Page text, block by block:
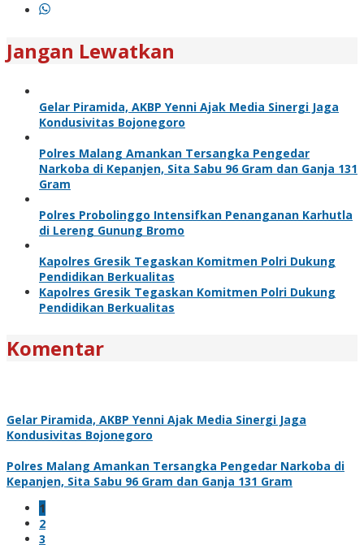
Jangan Lewatkan
Gelar Piramida, AKBP Yenni Ajak Media Sinergi Jaga
Kondusivitas Bojonegoro
Polres Malang Amankan Tersangka Pengedar
Narkoba di Kepanjen, Sita Sabu 96 Gram dan Ganja 131
Gram
Polres Probolinggo Intensifkan Penanganan Karhutla
di Lereng Gunung Bromo
Kapolres Gresik Tegaskan Komitmen Polri Dukung
Pendidikan Berkualitas
Kapolres Gresik Tegaskan Komitmen Polri Dukung
Pendidikan Berkualitas
Komentar
Gelar Piramida, AKBP Yenni Ajak Media Sinergi Jaga
Kondusivitas Bojonegoro
Polres Malang Amankan Tersangka Pengedar Narkoba di
Kepanjen, Sita Sabu 96 Gram dan Ganja 131 Gram
1
2
3